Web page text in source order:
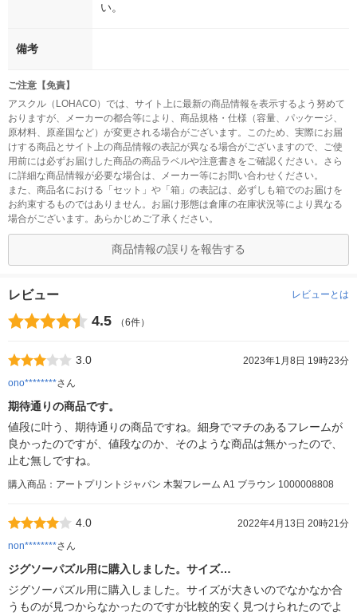
い。
備考
ご注意【免責】
アスクル（LOHACO）では、サイト上に最新の商品情報を表示するよう努めて
おりますが、メーカーの都合等により、商品規格・仕様（容量、パッケージ、
原材料、原産国など）が変更される場合がございます。このため、実際にお届
けする商品とサイト上の商品情報の表記が異なる場合がございますので、ご使
用前には必ずお届けした商品の商品ラベルや注意書きをご確認ください。さら
に詳細な商品情報が必要な場合は、メーカー等にお問い合わせください。
また、商品名における「セット」や「箱」の表記は、必ずしも箱でのお届けを
お約束するものではありません。お届け形態は倉庫の在庫状況等により異なる
場合がございます。あらかじめご了承ください。
商品情報の誤りを報告する
レビュー レビューとは
4.5 （6件）
3.0
2023年1月8日 19時23分
ono********さん
期待通りの商品です。
値段に叶う、期待通りの商品ですね。細身でマチのあるフレームが
良かったのですが、値段なのか、そのような商品は無かったので、
止む無しですね。
購入商品：アートプリントジャパン 木製フレーム A1 ブラウン 1000008808
4.0
2022年4月13日 20時21分
non********さん
ジグソーパズル用に購入しました。サイズ…
ジグソーパズル用に購入しました。サイズが大きいのでなかなか合
うものが見つからなかったのですが比較的安く見つけられたのでよ